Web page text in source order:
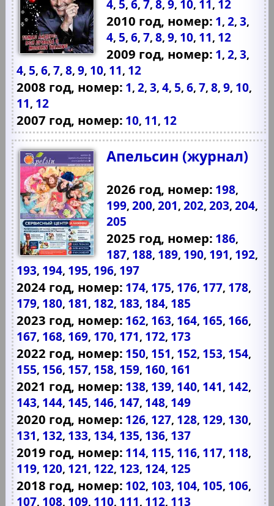
4, 5,6,7,8,9, 10, 11, 12
2010 год, номер: 1,2,3,
4, 5,6,7,8,9, 10, 11, 12
2009 год, номер: 1,2,3,
4, 5,6,7,8,9, 10, 11, 12
2008 год, номер: 1,2,3,4, 5,6,7,8,9, 10,
11, 12
2007 год, номер: 10, 11, 12
Апельсин (журнал)
2026 год, номер: 198,
199,200,201,202,203,204,
205
2025 год, номер: 186,
187, 188, 189, 190, 191, 192,
193, 194, 195, 196, 197
2024 год, номер: 174, 175, 176, 177, 178,
179, 180, 181, 182, 183, 184, 185
2023 год, номер: 162, 163, 164, 165, 166,
167, 168, 169, 170, 171, 172, 173
2022 год, номер: 150, 151, 152, 153, 154,
155, 156, 157, 158, 159, 160, 161
2021 год, номер: 138, 139, 140, 141, 142,
143, 144, 145, 146, 147, 148, 149
2020 год, номер: 126, 127, 128, 129, 130,
131, 132, 133, 134, 135, 136, 137
2019 год, номер: 114, 115, 116, 117, 118,
119, 120, 121, 122, 123, 124, 125
2018 год, номер: 102, 103, 104, 105, 106,
107, 108, 109, 110, 111, 112, 113